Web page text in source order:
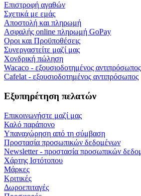
Επιστροφή αγαθών
Σχετικά με εμάς
Αποστολή και πληρωμή
Ασφαλής online πληρωμή GoPay
Οροι και Προϋποθέσεις
Συνεργαστείτε μαζί μας
Χονδρική πώληση
Wacaco - εξουσιοδοτημένος αντιπρόσωπος
Cafelat - εξουσιοδοτημένος αντιπρόσωπος
Εξυπηρέτηση πελατών
Επικοινωνήστε μαζί μας
Καλό παράπονο
Υπαναχώρηση από τη σύμβαση
Προστασία προσωπικών δεδομένων
Newsletter - προστασία προσωπικών
Χάρτης Ιστότοπου
Μάρκες
Κριτικές
Δωροεπιταγές